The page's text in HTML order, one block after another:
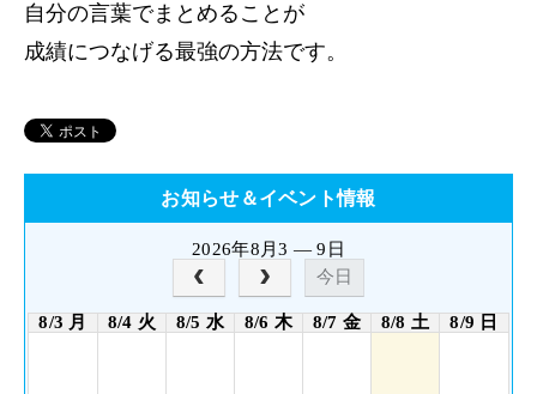
自分の言葉でまとめることが
成績につなげる最強の方法です。
お知らせ＆イベント情報
2026年8月3 — 9日
今日
8/3 月 8/4 火 8/5 水 8/6 木 8/7 金 8/8 土 8/9 日